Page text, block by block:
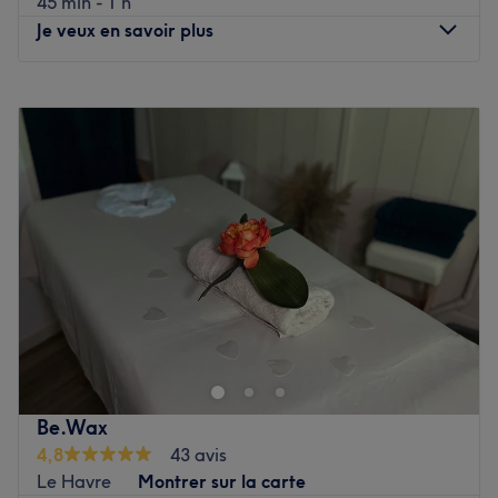
Je veux en savoir plus
Vendredi
09:00–20:00
Fermé
Bienvenue chez Noémie Réflexologie, situé à Valmont,
dans le nord de la France. Oubliez vos soucis du
quotidien et prenez le temps de reposer votre corps et
votre esprit grâce à des prestations sur mesure adaptées
à vos besoins.
Transports publics les plus proches :
L'arrêt de bus VALMONT - Mairie (ligne 508).
Be.Wax
4,8
43 avis
Le Havre
Montrer sur la carte